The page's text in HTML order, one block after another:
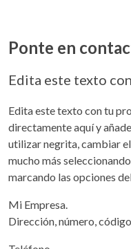
Ponte en
Edita este texto
Edita este texto con tu
directamente aquí y
utilizar negrita, cambiar
mucho más
marcando las opciones
Mi Empresa.
Dirección, número,